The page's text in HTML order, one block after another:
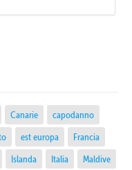
Canarie
capodanno
est europa
Francia
Islanda Italia
Maldive